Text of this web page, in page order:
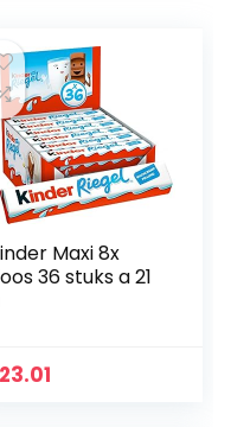
Maxi 8x
36 stuks a 21
23.01